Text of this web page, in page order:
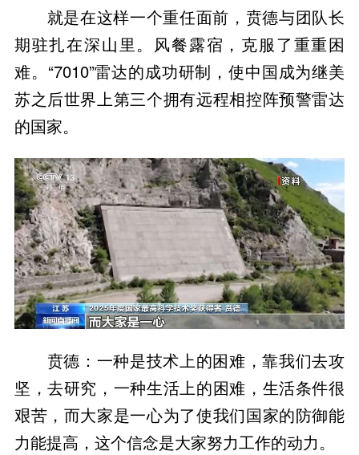
就是在这样一个重任面前，贲德与团队长
期驻扎在深山里。风餐露宿，克服了重重困
难。“7010”雷达的成功研制，使中国成为继美
苏之后世界上第三个拥有远程相控阵预警雷达
的国家。
贲德：一种是技术上的困难，靠我们去攻
坚，去研究，一种生活上的困难，生活条件很
艰苦，而大家是一心为了使我们国家的防御能
力能提高，这个信念是大家努力工作的动力。